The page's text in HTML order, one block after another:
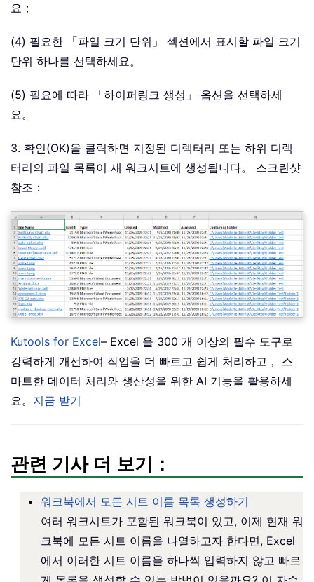
요；
(4) 필요한 「파일 크기 단위」 섹션에서 표시할 파일 크기
단위 하나를 선택하세요。
(5) 필요에 따라 「하이퍼링크 생성」 옵션을 선택하세
요。
3. 확인(OK)을 클릭하면 지정된 디렉터리 또는 하위 디렉
터리의 파일 목록이 새 워크시트에 생성됩니다。 스크린샷
참조：
Kutools for Excel– Excel 을 300 개 이상의 필수 도구로
강력하게 개선하여 작업을 더 빠르고 쉽게 처리하고， 스
마트한 데이터 처리와 생산성을 위한 AI 기능을 활용하세
요。 지금 받기
관련 기사 더 보기：
워크북에서 모든 시트 이름 목록 생성하기
여러 워크시트가 포함된 워크북이 있고, 이제 현재 워
크북에 모든 시트 이름을 나열하고자 한다면, Excel
에서 이러한 시트 이름을 하나씩 입력하지 않고 빠르